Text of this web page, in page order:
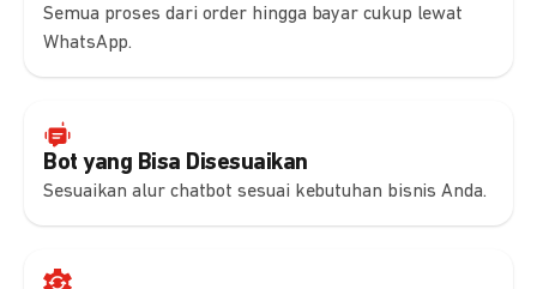
Semua proses dari order hingga bayar cukup lewat
WhatsApp.
Bot yang Bisa Disesuaikan
Sesuaikan alur chatbot sesuai kebutuhan bisnis Anda.